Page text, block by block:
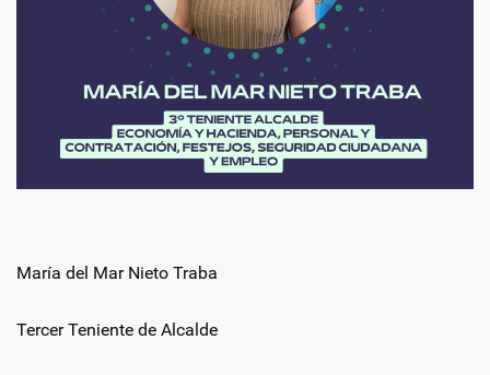
María del Mar Nieto Traba
Tercer Teniente de Alcalde